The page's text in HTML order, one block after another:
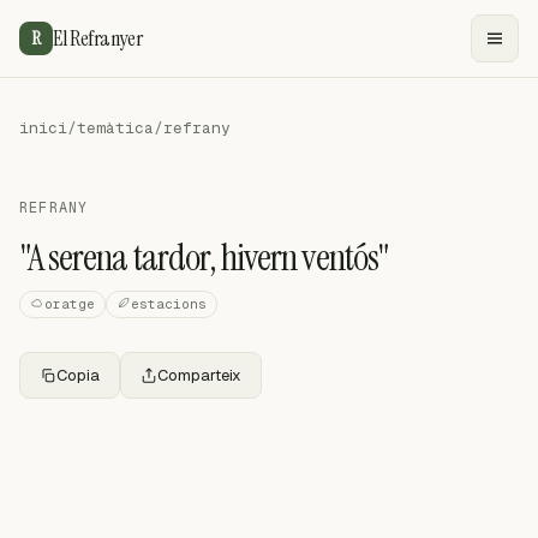
R El Refranyer
inici/temàtica/refrany
REFRANY
"A serena tardor, hivern ventós"
oratge estacions
Copia Comparteix